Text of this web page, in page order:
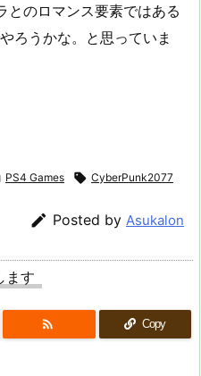
とのロマンス要素ではある
ろうかな。と思っていま
PS4 Games  CyberPunk2077
 Posted by Asukalon
ます
 Copy